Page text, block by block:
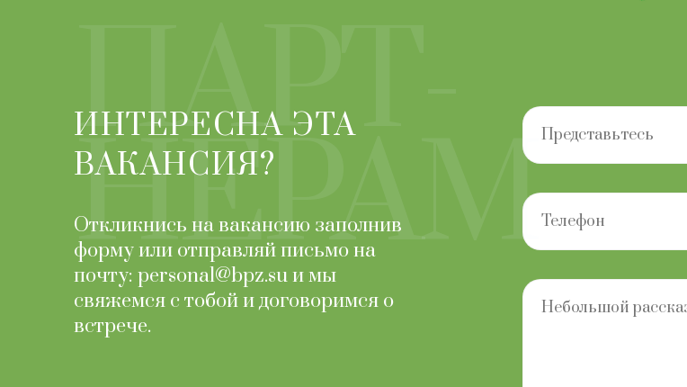
ПАРТ-
НЕРАМ
ИНТЕРЕСНА ЭТА
ВАКАНСИЯ?
Откликнись на вакансию заполнив
форму или отправляй письмо на
почту: personal@bpz.su и мы
свяжемся с тобой и договоримся о
встрече.